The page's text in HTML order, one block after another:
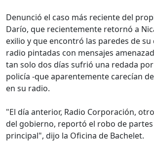
Denunció el caso más reciente del
Darío, que recientemente retornó a
exilio y que encontró las paredes de su
radio pintadas con mensajes
tan solo dos días sufrió una redada
policía -que aparentemente carecían
en su radio.
"El día anterior, Radio Corporación,
del gobierno, reportó el robo de
principal", dijo la Oficina de Bachelet.